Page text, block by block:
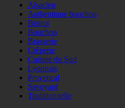
Alsacien
Authentique bouchon
Bistrot
Bouchon
Brasserie
Crêperie
Cuisine du Sud
Lyonnais
Provençal
Savoyard
Traditionnelle